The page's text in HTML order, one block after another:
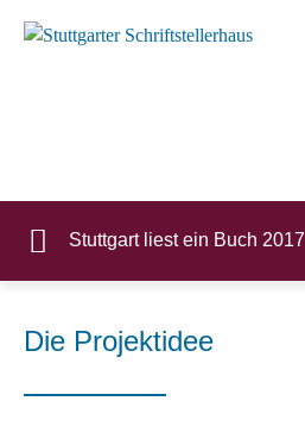
Stuttgart liest ein Buch 2017
Die Projektidee